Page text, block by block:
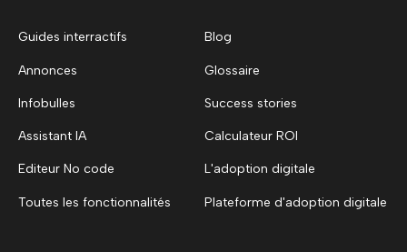
Guides interractifs
Annonces
Infobulles
Assistant IA
Editeur No code
Toutes les fonctionnalités
Blog
Glossaire
Success stories
Calculateur ROI
L'adoption digitale
Plateforme d'adoption digitale